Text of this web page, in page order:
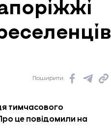
Поширити:
тимчасового
це повідомили на